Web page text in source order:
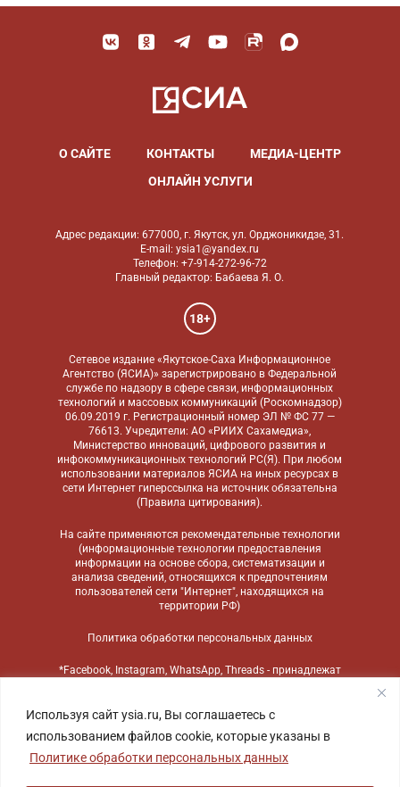
Используя сайт ysia.ru, Вы соглашаетесь с
использованием файлов cookie, которые указаны в
Политике обработки персональных данных
О САЙТЕ КОНТАКТЫ
МЕДИА-ЦЕНТР
ОНЛАЙН УСЛУГИ
Адрес редакции: 677000, г. Якутск, ул. Орджоникидзе, 31.
E-mail: ysia1@yandex.ru
Телефон: +7-914-272-96-72
Главный редактор: Бабаева Я. О.
18+
Сетевое издание «Якутское-Саха Информационное
Агентство (ЯСИА)» зарегистрировано в Федеральной
службе по надзору в сфере связи, информационных
технологий и массовых коммуникаций (Роскомнадзор)
06.09.2019 г. Регистрационный номер ЭЛ № ФС 77 —
76613. Учредители: АО «РИИХ Сахамедиа»,
Министерство инноваций, цифрового развития и
инфокоммуникационных технологий РС(Я). При любом
использовании материалов ЯСИА на иных ресурсах в
сети Интернет гиперссылка на источник обязательна
(Правила цитирования).
На сайте применяются рекомендательные технологии
(информационные технологии предоставления
информации на основе сбора, систематизации и
анализа сведений, относящихся к предпочтениям
пользователей сети "Интернет", находящихся на
территории РФ)
Политика обработки персональных данных
*Facebook, Instagram, WhatsApp, Threads - принадлежат